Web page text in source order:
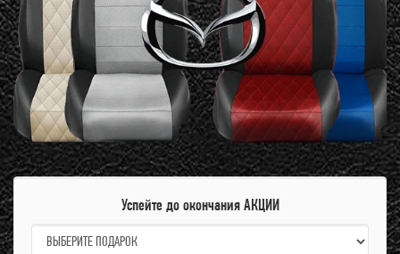
Успейте до окончания АКЦИИ
name: